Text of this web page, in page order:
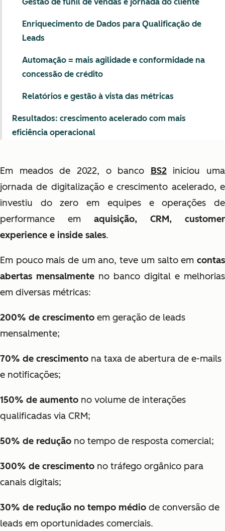
Em meados de 2022, o banco BS2iniciou uma
jornada de digitalização e crescimento acelerado, e
investiu do zero em equipes e operações de
performance em aquisição, CRM, customer
experience e inside sales.
Em pouco mais de um ano, teve um salto em contas
abertas mensalmente no banco digital e melhorias
em diversas métricas:
200% de crescimento em geração de leads
mensalmente;
70% de crescimento na taxa de abertura de e-mails
e notificações;
150% de aumento no volume de interações
qualificadas via CRM;
50% de redução no tempo de resposta comercial;
300% de crescimento no tráfego orgânico para
canais digitais;
30% de redução no tempo médio de conversão de
leads em oportunidades comerciais.
Enriquecimento de Dados para Qualificação de
Leads
Automação = mais agilidade e conformidade na
concessão de crédito
Relatórios e gestão à vista das métricas
Resultados: crescimento acelerado com mais
eficiência operacional